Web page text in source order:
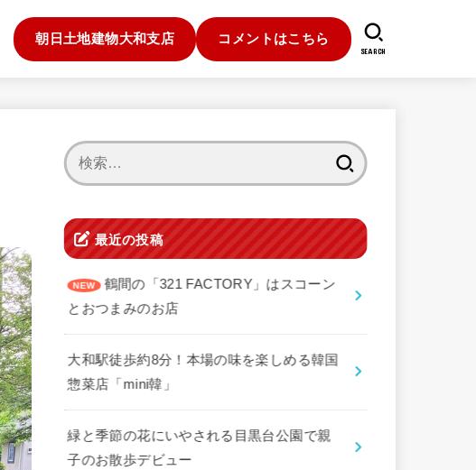
朝日土地建物大和支店 コメントはこちら
SEARCH
最近の投稿
鶴間の「321 FACTORY」はスコーン
とおつまみのお店
大和駅徒歩約8分！本場の味を楽しめる韓国
惣菜店「mini韓」
緑と季節の花にいやされる目黒台公園で親
子のお散歩デビュー